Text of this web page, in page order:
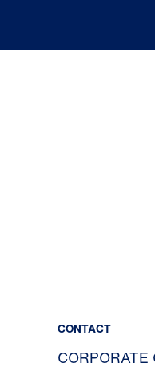
CONTACT
CORPORATE